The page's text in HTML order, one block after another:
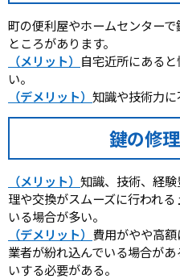
町の便利屋やホームセンター
ところがあります。
（メリット） 自宅近所にある
い。
（デメリット） 知識や技術力に
鍵の修
（メリット） 知識、技術、経
理や交換がスムーズに行われ
いる場合が多い。
（デメリット） 費用がやや高
業者が紛れ込んでいる場合が
いする必要がある。